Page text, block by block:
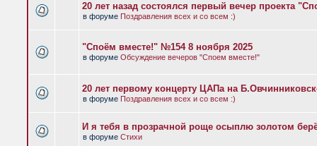
20 лет назад состоялся первый вечер проекта
в форуме Поздравления всех и со всем :)
"Споём вместе!" №154 8 ноября 2025
в форуме Обсуждение вечеров "Споем вместе!"
20 лет первому концерту ЦАПа на
в форуме Поздравления всех и со всем :)
И я тебя в прозрачной роще осыплю золотом
в форуме Стихи